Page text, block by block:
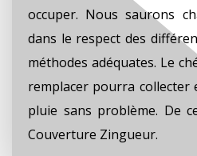
occuper. Nous saurons
dans le respect des
méthodes adéquates. Le
remplacer pourra collecter
pluie sans problème. De
Couverture Zingueur.